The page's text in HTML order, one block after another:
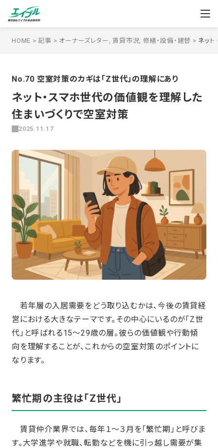
HOME > 記事 > オーナーズレター ,賃貸市況, 修繕・設備・建替 > ネッ
No.70 空室対策のカギは「Z世代」の理解にあり
ネット・スマホ世代の価値観を理解した
住まいづくりで空室対策
2025.11.17
若年層の入居需要をどう取り込むかは、今後の賃貸経
営における大きなテーマです。その中心にいるのが「Z世
代」と呼ばれる15～29歳の層。彼らの価値観や行動傾
向を理解することが、これからの空室対策のポイントに
なります。
繁忙期の主役は「Z世代」
賃貸仲介業界では、毎年１～３月を「繁忙期」と呼びま
す。大学進学や就職、転勤などを機に引っ越し需要が集